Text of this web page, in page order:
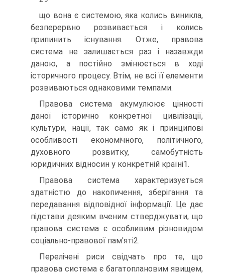
що вона є системою, яка колись виникла,
безперервно розвивається і колись
припинить існування. Отже, правова
система не залишається раз і назавжди
даною, а постійно змінюється в ході
історичного процесу. Втім, не всі її елементи
розвиваються однаковими темпами.
Правова система акумулюює цінності
даної історично конкретної цивілізації,
культури, нації, так само як і принципові
особливості економічного, політичного,
духовного розвитку, самобутність
юридичних відносин у конкретній країні1.
Правова система характеризується
здатністю до накопичення, зберігання та
передавання відповідної інформації. Це дає
підстави деяким вченим стверджувати, що
правова система є особливим різновидом
соціально-правової пам'яті2.
Перелічені риси свідчать про те, що
правова система є багатоплановим явищем,